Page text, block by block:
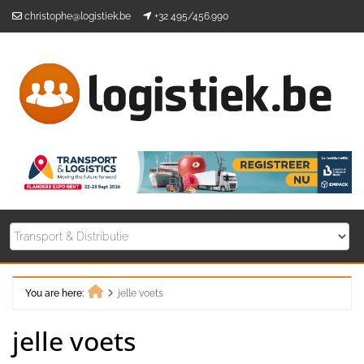
christophe@logistiek.be +32 495/456.990
You are here:
jelle voets
jelle voets